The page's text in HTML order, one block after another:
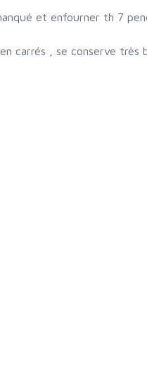
et enfourner th 7
carrés , se conserve très